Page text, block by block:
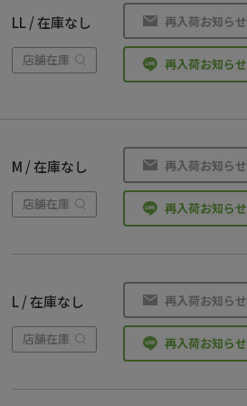
LL / 在庫なし
店舗在庫
再入荷お知らせ
再入荷お知らせ
M / 在庫なし
店舗在庫
再入荷お知らせ
再入荷お知らせ
L / 在庫なし
店舗在庫
再入荷お知らせ
再入荷お知らせ